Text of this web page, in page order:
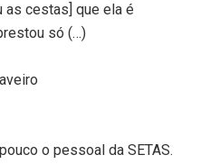
cestas] que ela é
só (…)
o pessoal da SETAS.